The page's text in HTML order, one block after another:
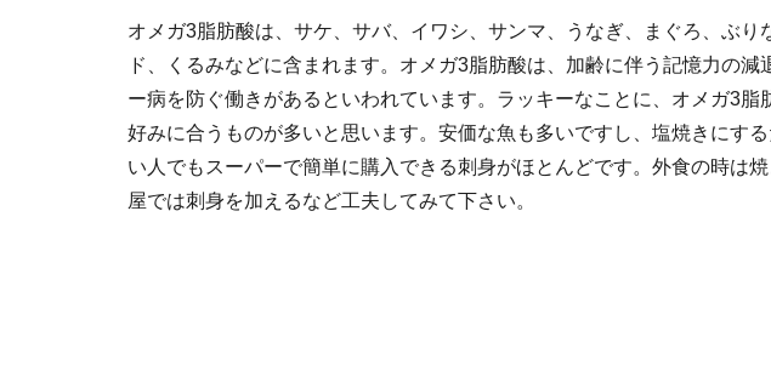
オメガ3脂肪酸は、サケ、サバ、イワシ、サンマ、うなぎ、まぐろ、ぶり
ド、くるみなどに含まれます。オメガ3脂肪酸は、加齢に伴う記憶力の減
ー病を防ぐ働きがあるといわれています。ラッキーなことに、オメガ3脂
好みに合うものが多いと思います。安価な魚も多いですし、塩焼きにす
い人でもスーパーで簡単に購入できる刺身がほとんどです。外食の時は
屋では刺身を加えるなど工夫してみて下さい。